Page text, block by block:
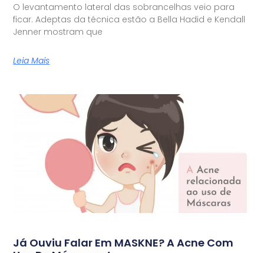
O levantamento lateral das sobrancelhas veio para
ficar. Adeptas da técnica estão a Bella Hadid e Kendall
Jenner mostram que
Leia Mais
Já Ouviu Falar Em MASKNE? A Acne Com